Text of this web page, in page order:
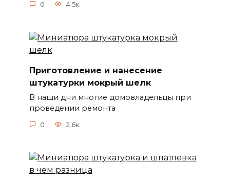
0 4.5к.
Приготовление и нанесение
штукатурки мокрый шелк
В наши дни многие домовладельцы при
проведении ремонта
0 2.6к.